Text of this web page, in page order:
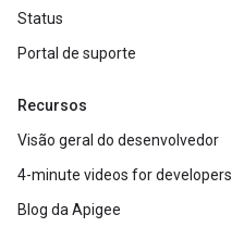
Status
Portal de suporte
Recursos
Visão geral do desenvolvedor
4-minute videos for developers
Blog da Apigee